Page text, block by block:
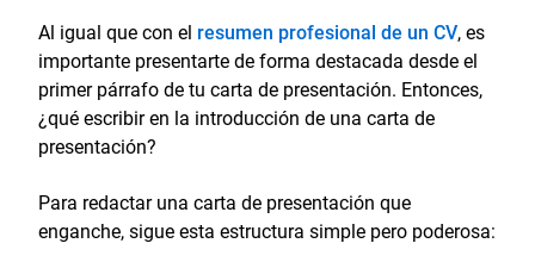
Al igual que con el resumen profesional de un CV, es
importante presentarte de forma destacada desde el
primer párrafo de tu carta de presentación. Entonces,
¿qué escribir en la introducción de una carta de
presentación?
Para redactar una carta de presentación que
enganche, sigue esta estructura simple pero poderosa: